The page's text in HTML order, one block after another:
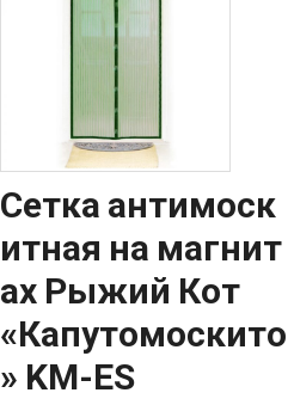
Сетка антимоск
итная на магнит
ах Рыжий Кот
«Капутомоскито
» KM-ES